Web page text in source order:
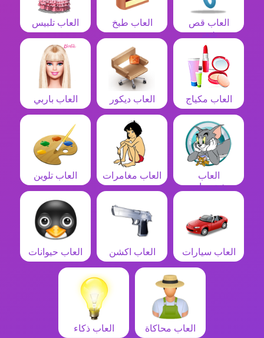
العاب قص
شعر
العاب طبخ العاب تلبيس
العاب مكياج العاب ديكور العاب باربي
العاب
شخصيات
العاب مغامرات العاب تلوين
العاب سيارات العاب اكشن العاب حيوانات
العاب محاكاة العاب ذكاء